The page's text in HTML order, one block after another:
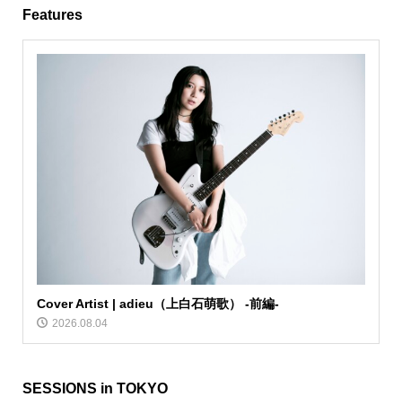
Features
Cover Artist | adieu（上白石萌歌） -前編-
2026.08.04
SESSIONS in TOKYO